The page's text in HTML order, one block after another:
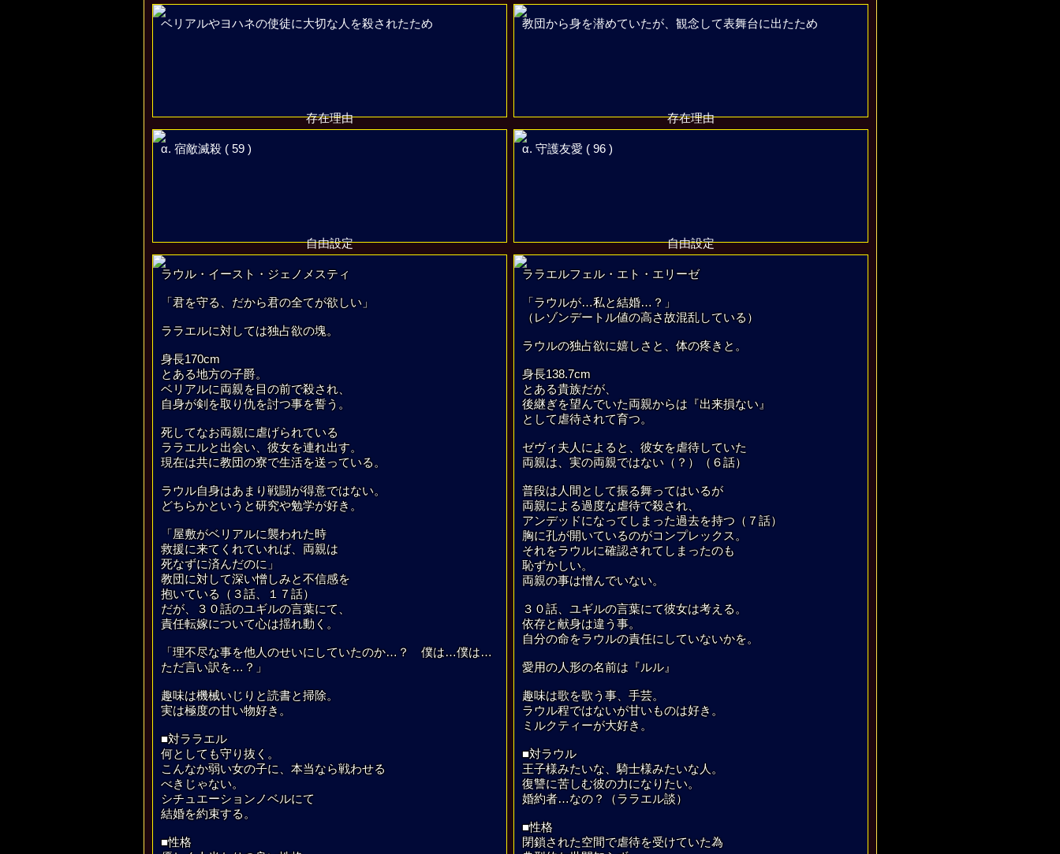
ベリアルやヨハネの使徒に大切な人を殺されたため
存在理由
α. 宿敵滅殺 ( 59 )
自由設定
ラウル・イースト・ジェノメスティ
「君を守る、だから君の全てが欲しい」
ララエルに対しては独占欲の塊。
身長170cm
とある地方の子爵。
ベリアルに両親を目の前で殺され、
自身が剣を取り仇を討つ事を誓う。
死してなお両親に虐げられている
ララエルと出会い、彼女を連れ出す。
現在は共に教団の寮で生活を送っている。
ラウル自身はあまり戦闘が得意ではない。
どちらかというと研究や勉学が好き。
「屋敷がベリアルに襲われた時
救援に来てくれていれば、両親は
死なずに済んだのに」
教団に対して深い憎しみと不信感を
抱いている（３話、１７話）
だが、３０話のユギルの言葉にて、
責任転嫁について心は揺れ動く。
「理不尽な事を他人のせいにしていたのか…？ 僕は…僕は…
ただ言い訳を…？」
趣味は機械いじりと読書と掃除。
実は極度の甘い物好き。
■対ララエル
何としても守り抜く。
こんなか弱い女の子に、本当なら戦わせる
べきじゃない。
シチュエーションノベルにて
結婚を約束する。
■性格
教団から身を潜めていたが、観念して表舞台に出たため
存在理由
α. 守護友愛 ( 96 )
自由設定
ララエルフェル・エト・エリーゼ
「ラウルが…私と結婚…？」
（レゾンデートル値の高さ故混乱している）
ラウルの独占欲に嬉しさと、体の疼きと。
身長138.7cm
とある貴族だが、
後継ぎを望んでいた両親からは『出来損ない』
として虐待されて育つ。
ゼヴィ夫人によると、彼女を虐待していた
両親は、実の両親ではない（？）（６話）
普段は人間として振る舞ってはいるが
両親による過度な虐待で殺され、
アンデッドになってしまった過去を持つ（７話）
胸に孔が開いているのがコンプレックス。
それをラウルに確認されてしまったのも
恥ずかしい。
両親の事は憎んでいない。
３０話、ユギルの言葉にて彼女は考える。
依存と献身は違う事。
自分の命をラウルの責任にしていないかを。
愛用の人形の名前は『ルル』
趣味は歌を歌う事、手芸。
ラウル程ではないが甘いものは好き。
ミルクティーが大好き。
■対ラウル
王子様みたいな、騎士様みたいな人。
復讐に苦しむ彼の力になりたい。
婚約者…なの？（ララエル談）
■性格
閉鎖された空間で虐待を受けていた為